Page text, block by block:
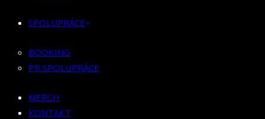
MERCH
SPOLUPRÁCE
BOOKING
PR SPOLUPRÁCE
MERCH
KONTAKT